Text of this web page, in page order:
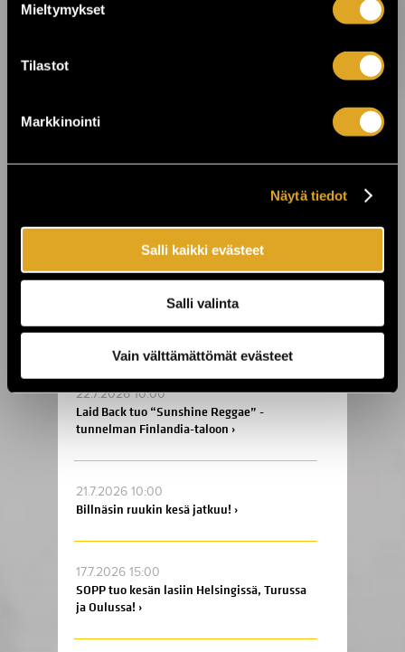
Mieltymykset
Tilastot
Markkinointi
Näytä tiedot
Salli kaikki evästeet
Salli valinta
Vain välttämättömät evästeet
3.8.2026 12:00
VILLIT ensi-ilta lähestyy: Koe
Ole mukana tekemässä historiaa –
Areenalla! ›
On The Rocks juhlii 25-vuotista taivaltaan
- koko viikon huippukeikkoja ›
22.7.2026 10:00
Laid Back tuo “Sunshine Reggae” -
tunnelman Finlandia-taloon ›
21.7.2026 10:00
Billnäsin ruukin kesä jatkuu! ›
17.7.2026 15:00
SOPP tuo kesän lasiin Helsingissä, Turussa
ja Oulussa! ›